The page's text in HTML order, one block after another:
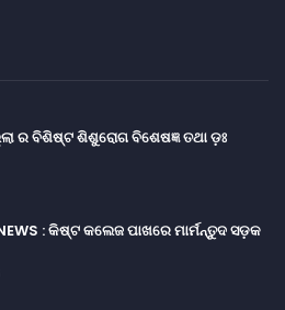
ର ବିଶିଷ୍ଟ ଶିଶୁରୋଗ ବିଶେଷଜ୍ଞ ତଥା ଡ଼ଃ
: କିଷ୍ଟ କଲେଜ ପାଖରେ ମାର୍ମନ୍ତୁଦ ସଡ଼କ